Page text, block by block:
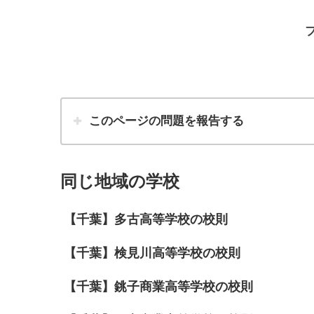
このページの問題を報告する
同じ地域の学校
【千葉】多古高等学校の校則
【千葉】検見川高等学校の校則
【千葉】銚子商業高等学校の校則